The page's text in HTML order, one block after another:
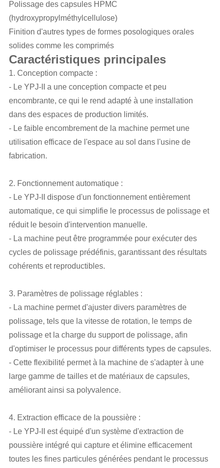
Polissage des capsules HPMC
(hydroxypropylméthylcellulose)
Finition d'autres types de formes posologiques orales
solides comme les comprimés
Caractéristiques principales
1. Conception compacte :
- Le YPJ-II a une conception compacte et peu
encombrante, ce qui le rend adapté à une installation
dans des espaces de production limités.
- Le faible encombrement de la machine permet une
utilisation efficace de l'espace au sol dans l'usine de
fabrication.
2. Fonctionnement automatique :
- Le YPJ-II dispose d'un fonctionnement entièrement
automatique, ce qui simplifie le processus de polissage et
réduit le besoin d'intervention manuelle.
- La machine peut être programmée pour exécuter des
cycles de polissage prédéfinis, garantissant des résultats
cohérents et reproductibles.
3. Paramètres de polissage réglables :
- La machine permet d'ajuster divers paramètres de
polissage, tels que la vitesse de rotation, le temps de
polissage et la charge du support de polissage, afin
d'optimiser le processus pour différents types de capsules.
- Cette flexibilité permet à la machine de s'adapter à une
large gamme de tailles et de matériaux de capsules,
améliorant ainsi sa polyvalence.
4. Extraction efficace de la poussière :
- Le YPJ-II est équipé d'un système d'extraction de
poussière intégré qui capture et élimine efficacement
toutes les fines particules générées pendant le processus